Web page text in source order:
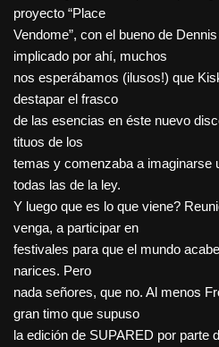
proyecto “Place
Vendome”, con el bueno de
implicado por ahí, muchos
nos esperábamos (ilusos!) que
destapar el frasco
de las esencias en éste nuevo
tituos de los
temas y comenzaba a imaginarse
todas las de la ley.
Y luego que es lo que viene?
venga, a participar en
festivales para que el mundo
narices. Pero
nada señores, que no. Al menos
gran timo que supuso
la edición de SUPARED por parte